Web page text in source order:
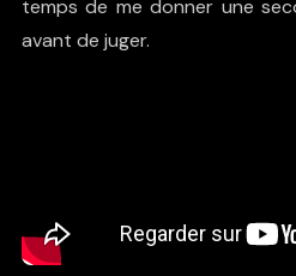
temps de me donner une
avant de juger.